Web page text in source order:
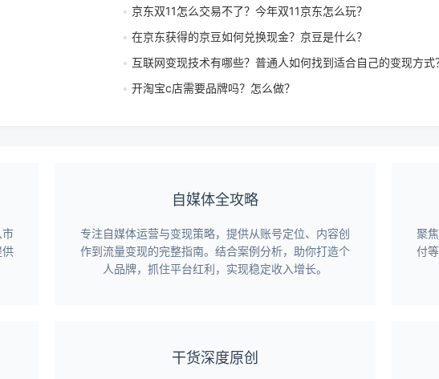
京东双11怎么交易不了？今年双11京东怎么玩？
在京东获得的京豆如何兑换现金？京豆是什么？
互联网变现技术有哪些？普通人如何找到适合自己的变现方式
开淘宝c店需要品牌吗？怎么做？
自媒体全攻略
专注自媒体运营与变现策略，提供从账号定位、内容创
作到流量变现的完整指南。结合案例分析，助你打造个
人品牌，抓住平台红利，实现稳定收入增长。
聚
付
干货深度原创